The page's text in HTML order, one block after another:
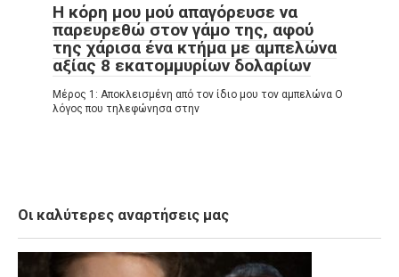
Η κόρη μου μού απαγόρευσε να
παρευρεθώ στον γάμο της, αφού
της χάρισα ένα κτήμα με αμπελώνα
αξίας 8 εκατομμυρίων δολαρίων
Μέρος 1: Αποκλεισμένη από τον ίδιο μου τον αμπελώνα Ο
λόγος που τηλεφώνησα στην
Οι καλύτερες αναρτήσεις μας